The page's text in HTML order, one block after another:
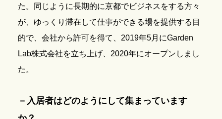
た。同じように長期的に京都でビジネスをする方々
が、ゆっくり滞在して仕事ができる場を提供する目
的で、会社から許可を得て、2019年5月にGarden
Lab株式会社を立ち上げ、2020年にオープンしまし
た。
－入居者はどのようにして集まっています